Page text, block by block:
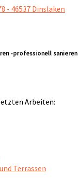
- 46537 Dinslaken
-professionell sanieren
Terrassen
Arbeiten: